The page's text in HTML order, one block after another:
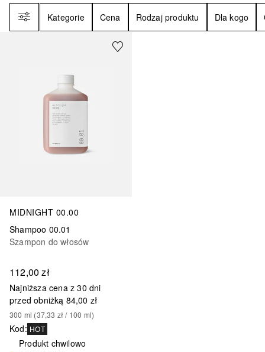
Kategorie Cena Rodzaj produktu Dla kogo
MIDNIGHT 00.00
Shampoo 00.01
Szampon do włosów
112,00 zł
Najniższa cena z 30 dni
przed obniżką 84,00 zł
300 ml (37,33 zł / 100 ml)
Kod: HOT
Produkt chwilowo